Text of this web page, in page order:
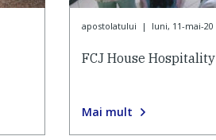
apostolatului | luni, 11-mai-20
FCJ House Hospitality
Mai mult